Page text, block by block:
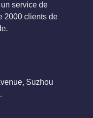
service de
2000 clients de
Suzhou